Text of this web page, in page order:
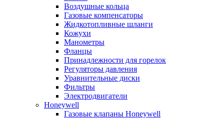
Воздушные кольца
Газовые компенсаторы
Жидкотопливные шланги
Кожухи
Манометры
Фланцы
Принадлежности для горелок
Регуляторы давления
Уравнительные диски
Фильтры
Электродвигатели
Honeywell
Газовые клапаны Honeywell